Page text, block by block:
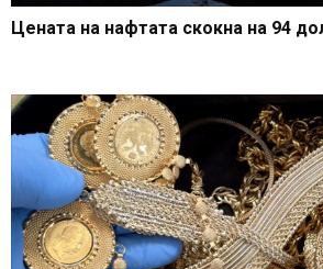
Цената на нафтата скокна на 94